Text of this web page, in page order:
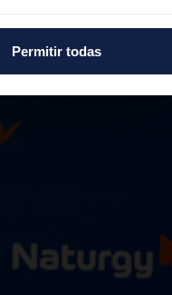
de redes sociales
nuestros partners de
les haya proporcionado o
Permitir todas